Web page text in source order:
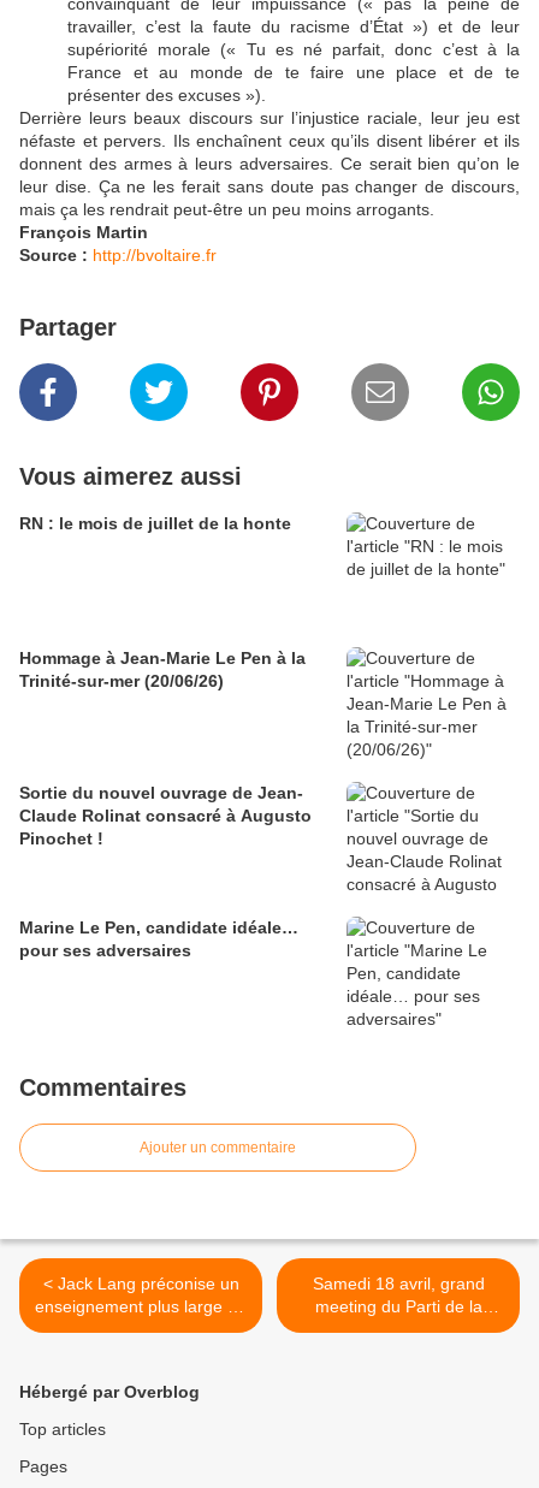
travailler, c’est la faute du racisme d’État ») et de leur
supériorité morale (« Tu es né parfait, donc c’est à la
France et au monde de te faire une place et de te
présenter des excuses »).
Derrière leurs beaux discours sur l’injustice raciale, leur jeu est
néfaste et pervers. Ils enchaînent ceux qu’ils disent libérer et ils
donnent des armes à leurs adversaires. Ce serait bien qu’on le
leur dise. Ça ne les ferait sans doute pas changer de discours,
mais ça les rendrait peut-être un peu moins arrogants.
François Martin
Source : http://bvoltaire.fr
Partager
Vous aimerez aussi
RN : le mois de juillet de la honte
Hommage à Jean-Marie Le Pen à la
Trinité-sur-mer (20/06/26)
Sortie du nouvel ouvrage de Jean-
Claude Rolinat consacré à Augusto
Pinochet !
Marine Le Pen, candidate idéale…
pour ses adversaires
Commentaires
Ajouter un commentaire
< Jack Lang préconise un
enseignement plus large de
l’arabe : est-ce vraiment
Samedi 18 avril, grand
meeting du Parti de la
France à Paris : «
Hébergé par Overblog
Top articles
Pages